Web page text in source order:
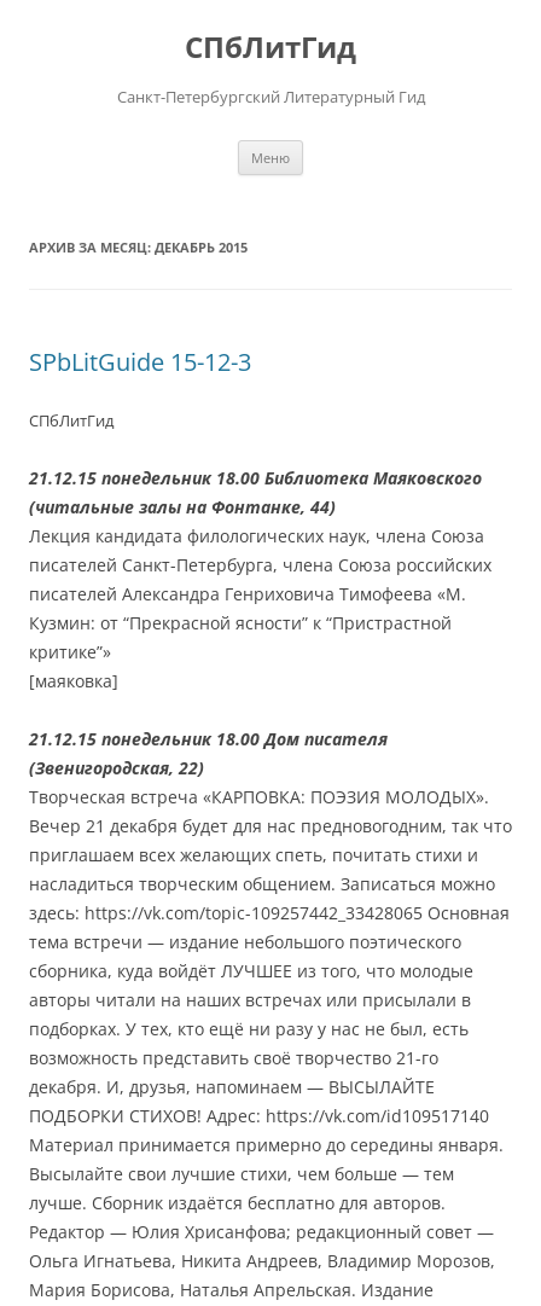
СПбЛитГид
Санкт-Петербургский Литературный Гид
Меню
АРХИВ ЗА МЕСЯЦ: ДЕКАБРЬ 2015
SPbLitGuide 15-12-3
СПбЛитГид
21.12.15 понедельник 18.00 Библиотека Маяковского
(читальные залы на Фонтанке, 44)
Лекция кандидата филологических наук, члена Союза
писателей Санкт-Петербурга, члена Союза российских
писателей Александра Генриховича Тимофеева «М.
Кузмин: от “Прекрасной ясности” к “Пристрастной
критике”»
[маяковка]
21.12.15 понедельник 18.00 Дом писателя
(Звенигородская, 22)
Творческая встреча «КАРПОВКА: ПОЭЗИЯ МОЛОДЫХ».
Вечер 21 декабря будет для нас предновогодним, так что
приглашаем всех желающих спеть, почитать стихи и
насладиться творческим общением. Записаться можно
здесь: https://vk.com/topic-109257442_33428065 Основная
тема встречи — издание небольшого поэтического
сборника, куда войдёт ЛУЧШЕЕ из того, что молодые
авторы читали на наших встречах или присылали в
подборках. У тех, кто ещё ни разу у нас не был, есть
возможность представить своё творчество 21-го
декабря. И, друзья, напоминаем — ВЫСЫЛАЙТЕ
ПОДБОРКИ СТИХОВ! Адрес: https://vk.com/id109517140
Материал принимается примерно до середины января.
Высылайте свои лучшие стихи, чем больше — тем
лучше. Сборник издаётся бесплатно для авторов.
Редактор — Юлия Хрисанфова; редакционный совет —
Ольга Игнатьева, Никита Андреев, Владимир Морозов,
Мария Борисова, Наталья Апрельская. Издание